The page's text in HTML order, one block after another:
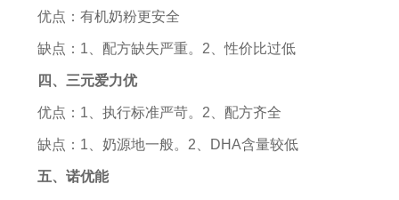
优点：有机奶粉更安全
缺点：1、配方缺失严重。2、性价比过低
四、三元爱力优
优点：1、执行标准严苛。2、配方齐全
缺点：1、奶源地一般。2、DHA含量较低
五、诺优能